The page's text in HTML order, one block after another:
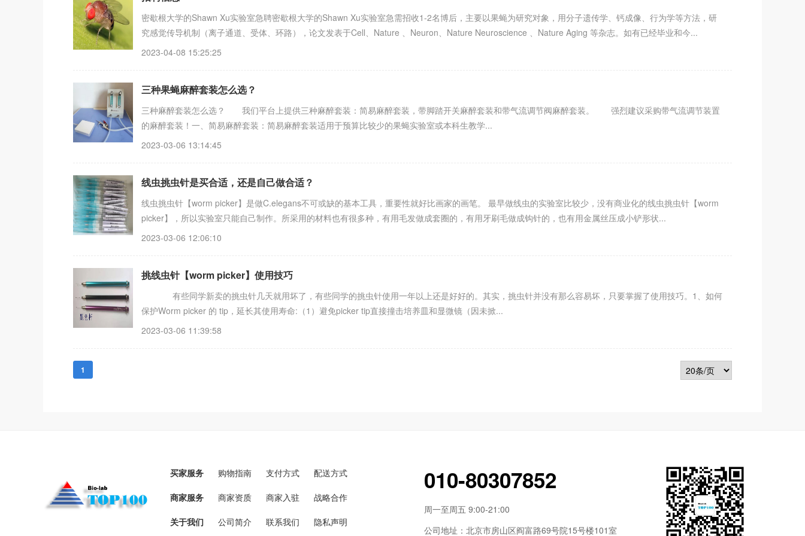
密歇根大学的Shawn Xu实验室急聘密歇根大学的Shawn Xu实验室急需招收1-2名博后，主要以果蝇为研究对象，用分子遗传学、钙成像、行为学等方法，研
究感觉传导机制（离子通道、受体、环路），论文发表于Cell、Nature 、Neuron、Nature Neuroscience 、Nature Aging 等杂志。如有已经毕业和今...
2023-04-08 15:25:25
三种果蝇麻醉套装怎么选？
三种麻醉套装怎么选？ 我们平台上提供三种麻醉套装：简易麻醉套装，带脚踏开关麻醉套装和带气流调节阀麻醉套装。 强烈建议采购带气流调节装置
的麻醉套装！一、简易麻醉套装：简易麻醉套装适用于预算比较少的果蝇实验室或本科生教学...
2023-03-06 13:14:45
线虫挑虫针是买合适，还是自己做合适？
线虫挑虫针【worm picker】是做C.elegans不可或缺的基本工具，重要性就好比画家的画笔。 最早做线虫的实验室比较少，没有商业化的线虫挑虫针【worm
picker】，所以实验室只能自己制作。所采用的材料也有很多种，有用毛发做成套圈的，有用牙刷毛做成钩针的，也有用金属丝压成小铲形状...
2023-03-06 12:06:10
挑线虫针【worm picker】使用技巧
有些同学新卖的挑虫针几天就用坏了，有些同学的挑虫针使用一年以上还是好好的。其实，挑虫针并没有那么容易坏，只要掌握了使用技巧。1、如何
保护Worm picker 的 tip，延长其使用寿命:（1）避免picker tip直接撞击培养皿和显微镜（因未掀...
2023-03-06 11:39:58
1
买家服务 购物指南 支付方式 配送方式
商家服务 商家资质 商家入驻 战略合作
关于我们 公司简介 联系我们 隐私声明
010-80307852
周一至周五 9:00-21:00
公司地址：北京市房山区阎富路69号院15号楼101室